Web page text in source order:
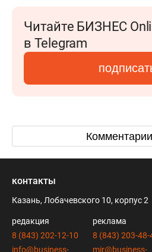
Читайте БИЗНЕС
в Telegram
Комментарии
контакты
Казань, Лобачевского 10, корпус 2
редакция
8 (843) 202-12-10
info@business-
реклама
8 (843) 203-48-
mir@business-